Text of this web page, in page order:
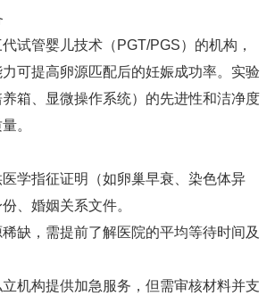
试管婴儿技术（PGT/PGS）的机构，
可提高卵源匹配后的妊娠成功率‌。实验
箱、显微操作系统）的先进性和洁净度
。
学指征证明（如卵巢早衰、染色体异
、婚姻关系文件‌。
缺，需提前了解医院的平均等待时间及
机构提供加急服务，但需审核材料并支